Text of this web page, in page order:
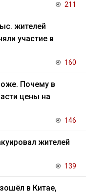
211
жителей
участие в
160
Почему в
цены на
146
жителей
139
в Китае,